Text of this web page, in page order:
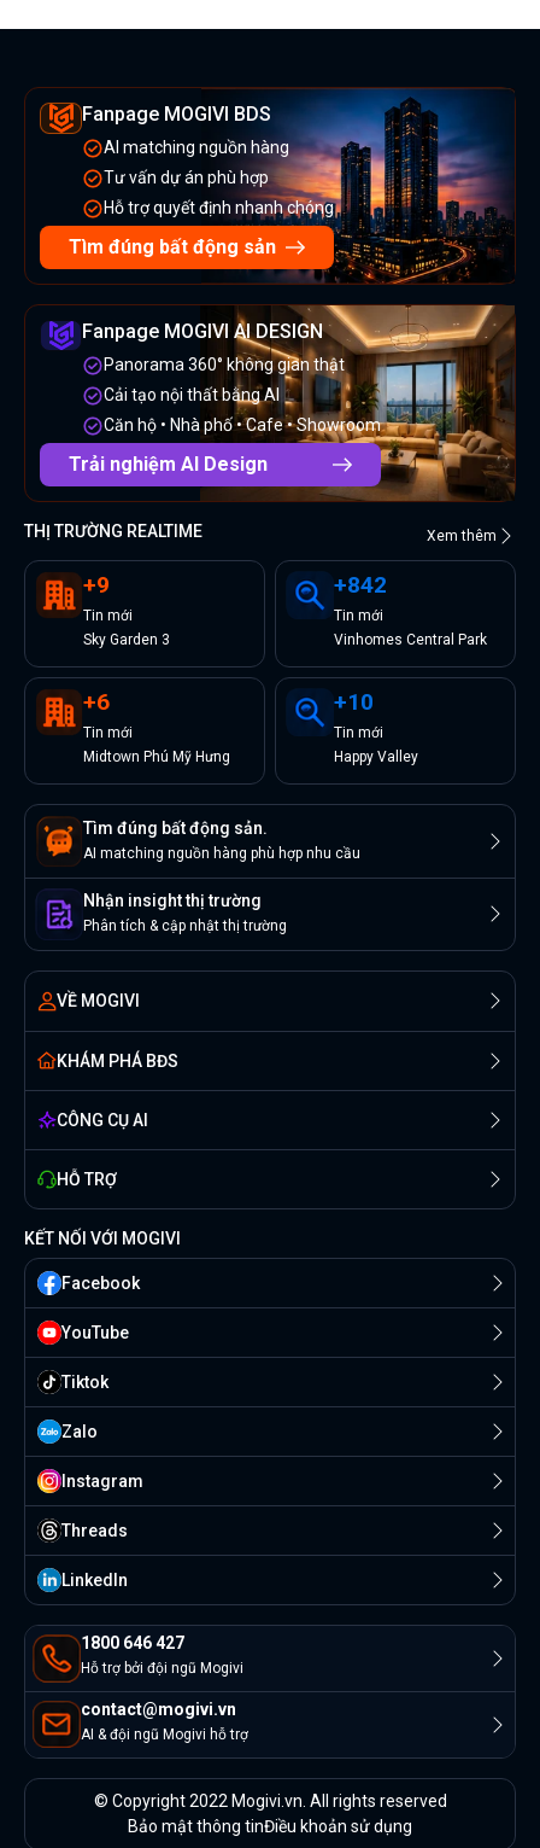
Fanpage MOGIVI BDS
AI matching nguồn hàng
Tư vấn dự án phù hợp
Hỗ trợ quyết định nhanh chóng
Tìm đúng bất động sản
Fanpage MOGIVI AI DESIGN
Panorama 360° không gian thật
Cải tạo nội thất bằng AI
Căn hộ • Nhà phố • Cafe • Showroom
Trải nghiệm AI Design
THỊ TRƯỜNG REALTIME Xem thêm
+9
Tin mới
Sky Garden 3
+842
Tin mới
Vinhomes Central Park
+6
Tin mới
Midtown Phú Mỹ Hưng
+10
Tin mới
Happy Valley
Tìm đúng bất động sản.
AI matching nguồn hàng phù hợp nhu cầu
Nhận insight thị trường
Phân tích & cập nhật thị trường
VỀ MOGIVI
KHÁM PHÁ BĐS
CÔNG CỤ AI
HỖ TRỢ
1800 646 427
Hỗ trợ bởi đội ngũ Mogivi
contact@mogivi.vn
AI & đội ngũ Mogivi hỗ trợ
KẾT NỐI VỚI MOGIVI
Facebook
YouTube
Tiktok
Zalo
Instagram
Threads
Linkedln
© Copyright 2022 Mogivi.vn. All rights reserved
Bảo mật thông tinĐiều khoản sử dụng